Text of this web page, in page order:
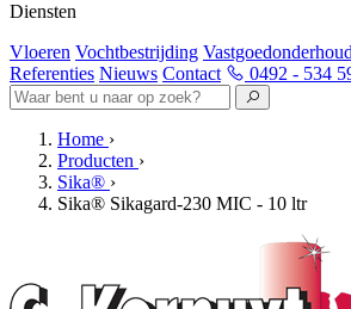
Diensten
Vloeren Vochtbestrijding Vastgoedonderhoud
Referenties Nieuws Contact 0492 - 534
Home ›
Producten ›
Sika® ›
Sika® Sikagard-230 MIC - 10 ltr